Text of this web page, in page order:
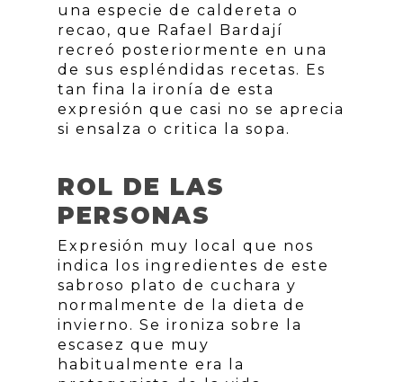
una especie de caldereta o
recao, que Rafael Bardají
recreó posteriormente en una
de sus espléndidas recetas. Es
tan fina la ironía de esta
expresión que casi no se aprecia
si ensalza o critica la sopa.
ROL DE LAS
PERSONAS
Expresión muy local que nos
indica los ingredientes de este
sabroso plato de cuchara y
normalmente de la dieta de
invierno. Se ironiza sobre la
escasez que muy
habitualmente era la